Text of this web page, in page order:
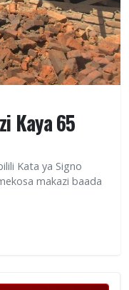
Kaya 65
Kata ya Signo
makazi baada